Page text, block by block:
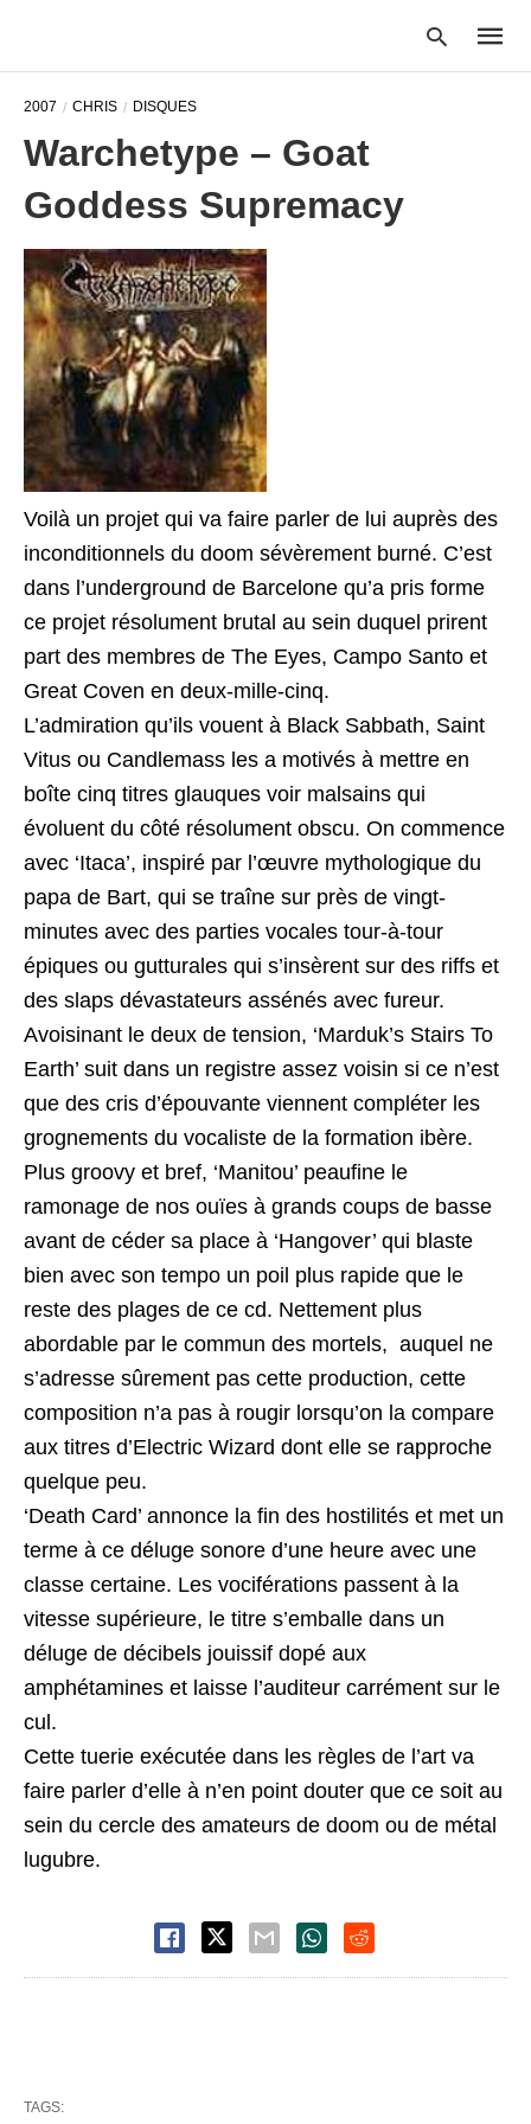
2007 CHRIS DISQUES
Warchetype – Goat
Goddess Supremacy
Voilà un projet qui va faire parler de lui auprès des
inconditionnels du doom sévèrement burné. C’est
dans l’underground de Barcelone qu’a pris forme
ce projet résolument brutal au sein duquel prirent
part des membres de The Eyes, Campo Santo et
Great Coven en deux-mille-cinq.
L’admiration qu’ils vouent à Black Sabbath, Saint
Vitus ou Candlemass les a motivés à mettre en
boîte cinq titres glauques voir malsains qui
évoluent du côté résolument obscu. On commence
avec ‘Itaca’, inspiré par l’œuvre mythologique du
papa de Bart, qui se traîne sur près de vingt-
minutes avec des parties vocales tour-à-tour
épiques ou gutturales qui s’insèrent sur des riffs et
des slaps dévastateurs assénés avec fureur.
Avoisinant le deux de tension, ‘Marduk’s Stairs To
Earth’ suit dans un registre assez voisin si ce n’est
que des cris d’épouvante viennent compléter les
grognements du vocaliste de la formation ibère.
Plus groovy et bref, ‘Manitou’ peaufine le
ramonage de nos ouïes à grands coups de basse
avant de céder sa place à ‘Hangover’ qui blaste
bien avec son tempo un poil plus rapide que le
reste des plages de ce cd. Nettement plus
abordable par le commun des mortels, auquel ne
s’adresse sûrement pas cette production, cette
composition n’a pas à rougir lorsqu’on la compare
aux titres d’Electric Wizard dont elle se rapproche
quelque peu.
‘Death Card’ annonce la fin des hostilités et met un
terme à ce déluge sonore d’une heure avec une
classe certaine. Les vociférations passent à la
vitesse supérieure, le titre s’emballe dans un
déluge de décibels jouissif dopé aux
amphétamines et laisse l’auditeur carrément sur le
cul.
Cette tuerie exécutée dans les règles de l’art va
faire parler d’elle à n’en point douter que ce soit au
sein du cercle des amateurs de doom ou de métal
lugubre.
TAGS: